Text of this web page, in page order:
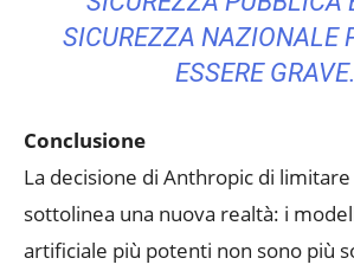
SICUREZZA NAZIONALE
ESSERE GRAVE.
Conclusione
La decisione di Anthropic di
sottolinea una nuova realtà: i
artificiale più potenti non sono più